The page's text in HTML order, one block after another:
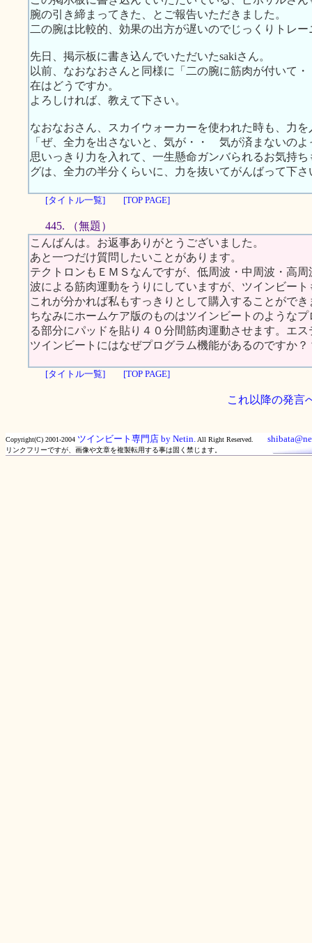
腕の引き締まってきた、とご報告いただきました。
二の腕は比較的、効果の出方が遅いのでじっくりトレ
先日、掲示板に書き込んでいただいたsakiさん。
以前、なおなおさんと同様に「二の腕に筋肉が付いて
在はどうですか。
よろしければ、教えて下さい。
なおなおさん、スカイウォーカーを使われた時も、力
「ぜ、全力を出さないと、気が・・ 気が済まないのよ
思いっきり力を入れて、一生懸命ガンバられるお気持
グは、全力の半分くらいに、力を抜いてがんばって下さ
[タイトル一覧] [TOP PAGE]
445. （無題）
こんばんは。お返事ありがとうございました。
あと一つだけ質問したいことがあります。
テクトロンもＥＭＳなんですが、低周波・中周波・高
波による筋肉運動をうりにしていますが、ツインビー
これが分かれば私もすっきりとして購入することができ
ちなみにホームケア版のものはツインビートのような
る部分にパッドを貼り４０分間筋肉運動させます。エ
ツインビートにはなぜプログラム機能があるのですか？
[タイトル一覧] [TOP PAGE]
これ以降の発言
Copyright(C) 2001-2004 ツインビート専門店 by Netin. All Right Reserved.
リンクフリーですが、画像や文章を複製転用する事は固く禁じます。